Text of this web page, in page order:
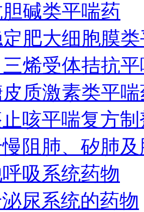
碱类平喘药
肥大细胞膜
三烯受体拮抗
质激素类平
咳平喘复方制
阻肺、矽肺
吸系统药物
尿系统的药物